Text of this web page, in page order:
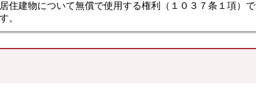
住建物について無償で使用する権利（１０３７条１項）で
。